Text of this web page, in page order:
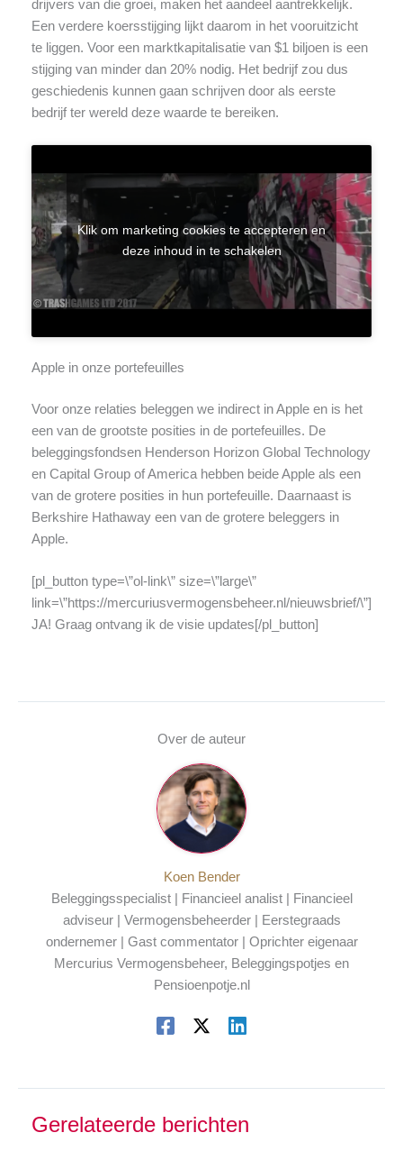
drijvers van die groei, maken het aandeel aantrekkelijk.
Een verdere koersstijging lijkt daarom in het vooruitzicht
te liggen. Voor een marktkapitalisatie van $1 biljoen is een
stijging van minder dan 20% nodig. Het bedrijf zou dus
geschiedenis kunnen gaan schrijven door als eerste
bedrijf ter wereld deze waarde te bereiken.
Klik om marketing cookies te accepteren en
deze inhoud in te schakelen
Apple in onze portefeuilles
Voor onze relaties beleggen we indirect in Apple en is het
een van de grootste posities in de portefeuilles. De
beleggingsfondsen Henderson Horizon Global Technology
en Capital Group of America hebben beide Apple als een
van de grotere posities in hun portefeuille. Daarnaast is
Berkshire Hathaway een van de grotere beleggers in
Apple.
[pl_button type=\”ol-link\” size=\”large\”
link=\”https://mercuriusvermogensbeheer.nl/nieuwsbrief/\”]
JA! Graag ontvang ik de visie updates[/pl_button]
Over de auteur
Koen Bender
Beleggingsspecialist | Financieel analist | Financieel
adviseur | Vermogensbeheerder | Eerstegraads
ondernemer | Gast commentator | Oprichter eigenaar
Mercurius Vermogensbeheer, Beleggingspotjes en
Pensioenpotje.nl
Gerelateerde berichten